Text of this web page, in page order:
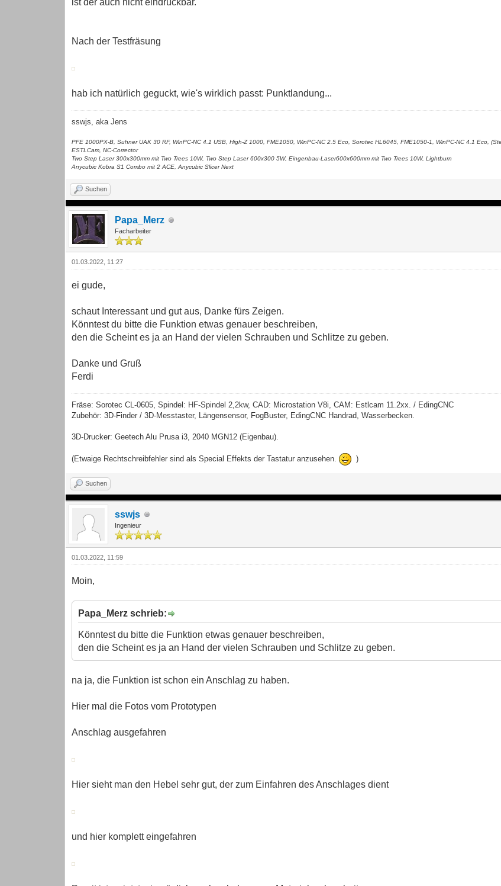
ist der auch nicht eindrückbar.
Nach der Testfräsung
hab ich natürlich geguckt, wie's wirklich passt: Punktlandung...
sswjs, aka Jens
PFE 1000PX-B, Suhner UAK 30 RF, WinPC-NC 4.1 USB, High-Z 1000, FME1050, WinPC-NC 2.5 Eco, Sorotec HL6045, FME1050-1, WinPC-NC 4.1 Eco,
ESTLCam, NC-Corrector
Two Step Laser 300x300mm mit Two Trees 10W, Two Step Laser 600x300 5W, Eingenbau-Laser600x600mm mit Two Trees 10W, Lightburn
Anycubic Kobra S1 Combo mit 2 ACE, Anycubic Slicer Next
Suchen
Papa_Merz
Facharbeiter
01.03.2022, 11:27
ei gude,
schaut Interessant und gut aus, Danke fürs Zeigen.
Könntest du bitte die Funktion etwas genauer beschreiben,
den die Scheint es ja an Hand der vielen Schrauben und Schlitze zu geben.
Danke und Gruß
Ferdi
Fräse: Sorotec CL-0605, Spindel: HF-Spindel 2,2kw, CAD: Microstation V8i, CAM: Estlcam 11.2xx. / EdingCNC
Zubehör: 3D-Finder / 3D-Messtaster, Längensensor, FogBuster, EdingCNC Handrad, Wasserbecken.
3D-Drucker: Geetech Alu Prusa i3, 2040 MGN12 (Eigenbau).
(Etwaige Rechtschreibfehler sind als Special Effekts der Tastatur anzusehen. )
Suchen
sswjs
Ingenieur
01.03.2022, 11:59
Moin,
Papa_Merz schrieb:
Könntest du bitte die Funktion etwas genauer beschreiben,
den die Scheint es ja an Hand der vielen Schrauben und Schlitze zu geben.
na ja, die Funktion ist schon ein Anschlag zu haben.
Hier mal die Fotos vom Prototypen
Anschlag ausgefahren
Hier sieht man den Hebel sehr gut, der zum Einfahren des Anschlages dient
und hier komplett eingefahren